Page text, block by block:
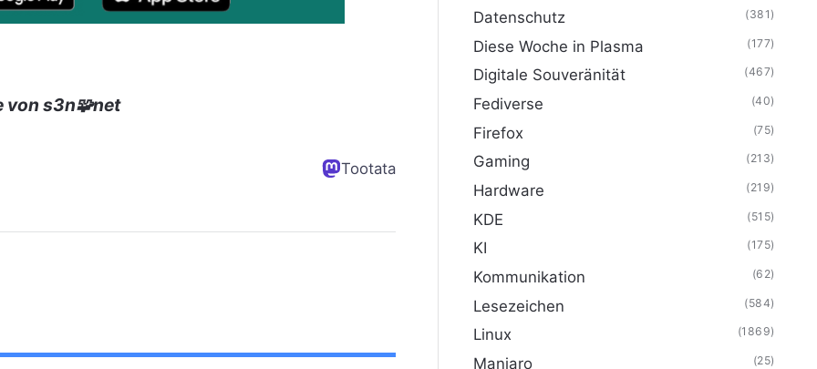
von s3n🧩net
Tootata
Datenschutz (381)
Diese Woche in Plasma (177)
Digitale Souveränität (467)
Fediverse (40)
Firefox (75)
Gaming (213)
Hardware (219)
KDE (515)
KI (175)
Kommunikation (62)
Lesezeichen (584)
Linux (1869)
Manjaro (25)